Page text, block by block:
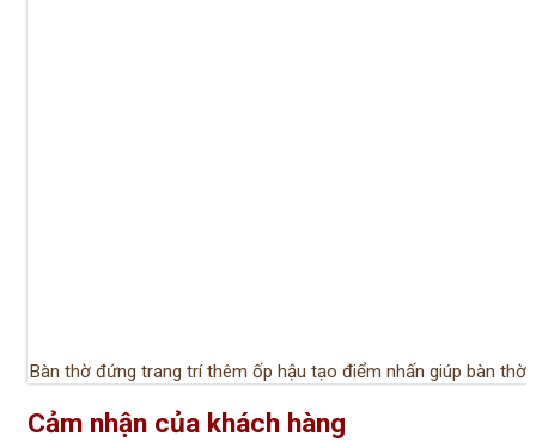
Bàn thờ đứng trang trí thêm ốp hậu tạo điểm nhấn giúp bàn
Cảm nhận của khách hàng